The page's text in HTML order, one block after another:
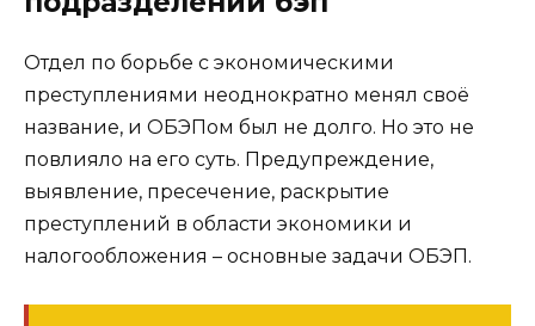
Отдел по борьбе с экономическими
преступлениями неоднократно менял своё
название, и ОБЭПом был не долго. Но это не
повлияло на его суть. Предупреждение,
выявление, пресечение, раскрытие
преступлений в области экономики и
налогообложения – основные задачи ОБЭП.